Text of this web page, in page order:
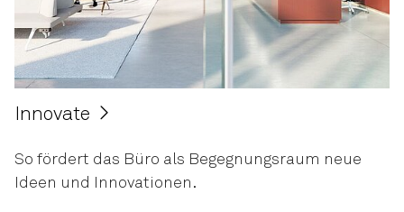
Innovate
So fördert das Büro als Begegnungsraum neue
Ideen und Innovationen.